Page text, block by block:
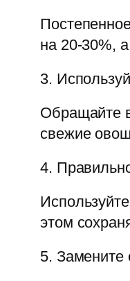
на 20-30%,
3.
Обращайте
свежие
4.
этом
5. Замените